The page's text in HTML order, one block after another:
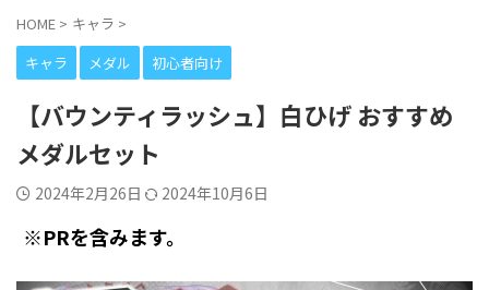
HOME > キャラ >
キャラ
メダル 初心者向け
【バウンティラッシュ】白ひげ おすすめ
メダルセット
2024年2月26日 2024年10月6日
※PRを含みます。